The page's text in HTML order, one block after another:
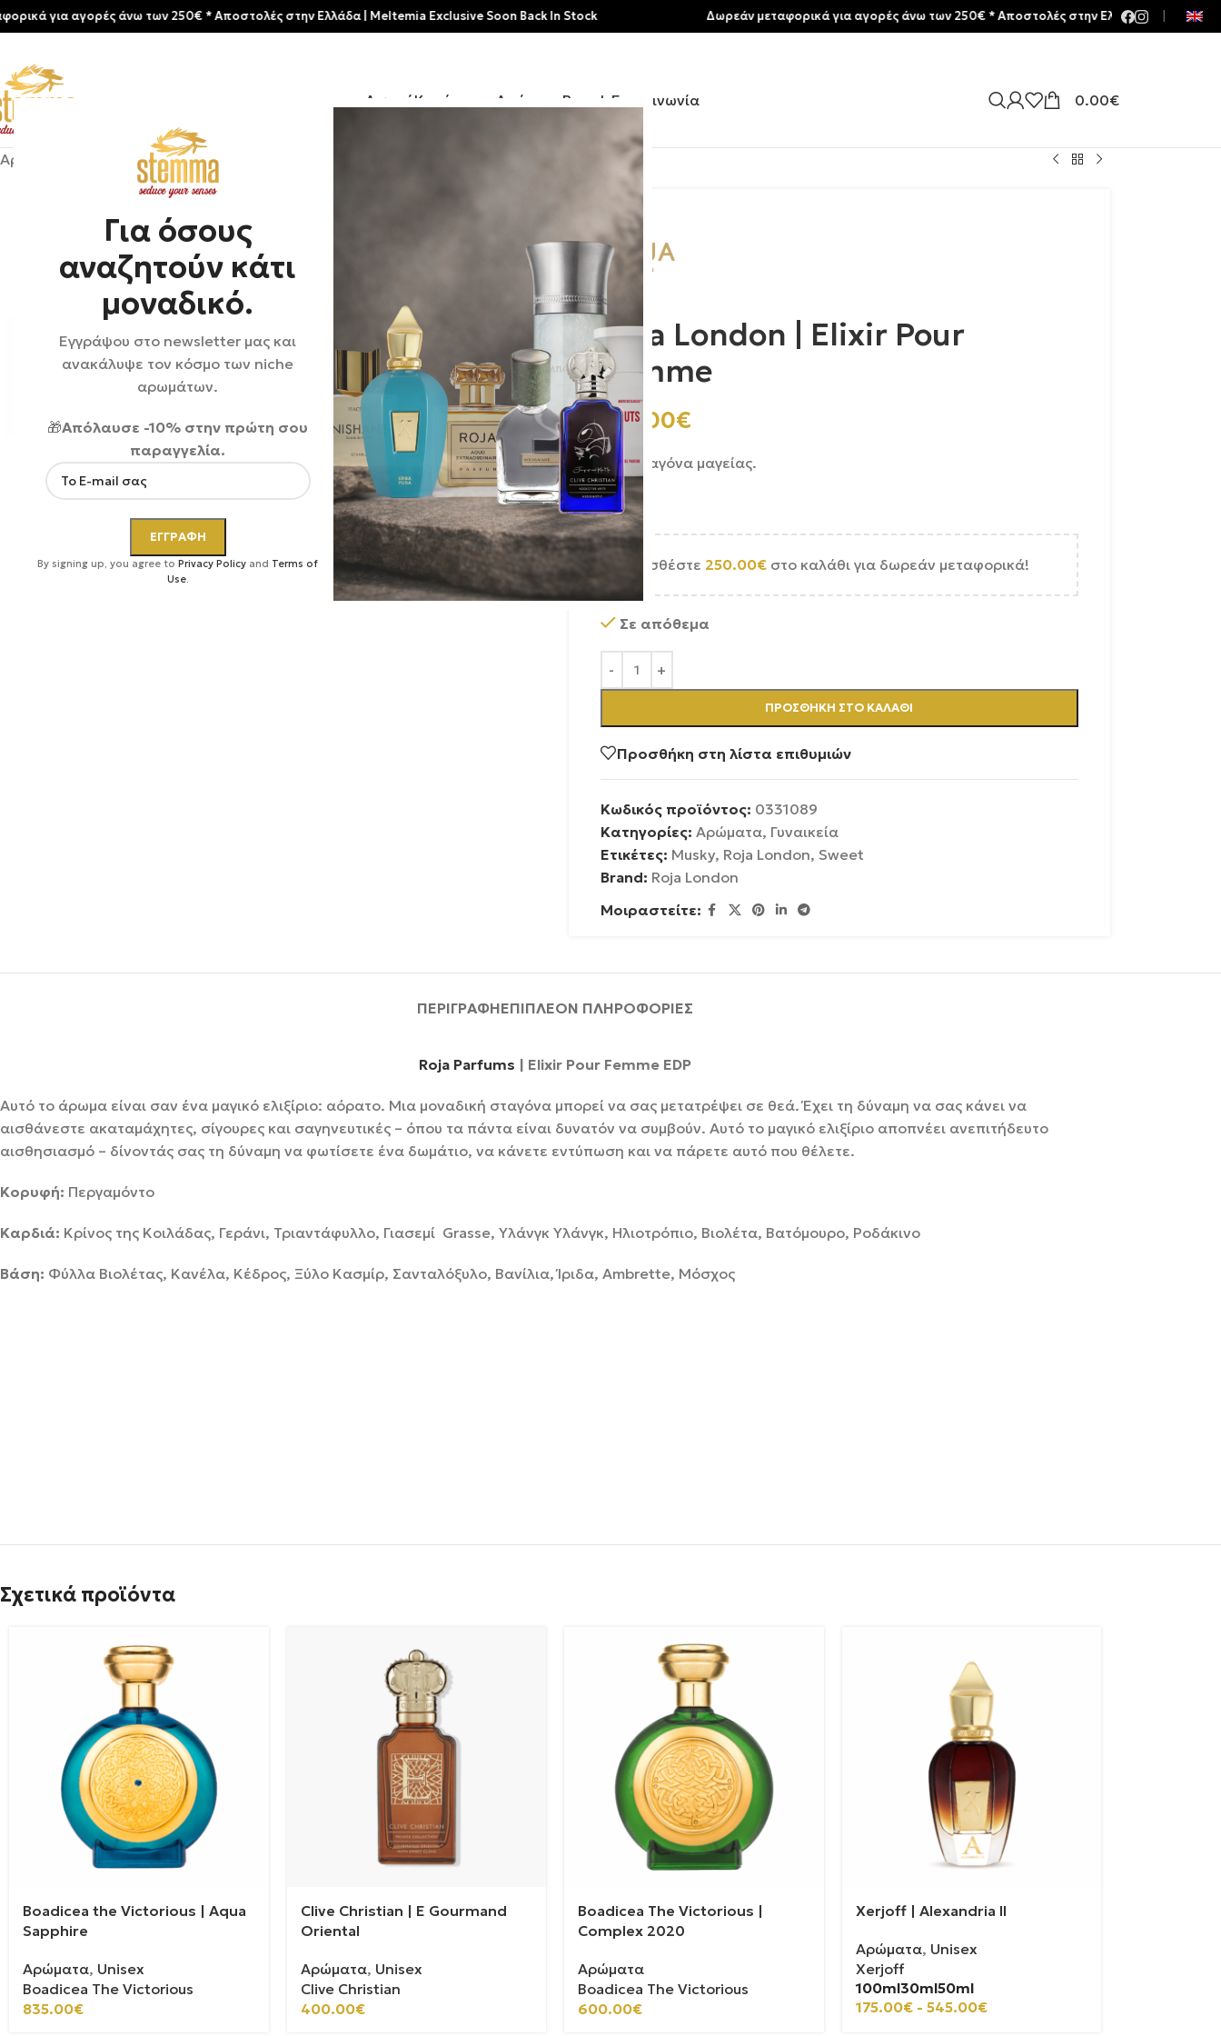
Για όσους
αναζητούν κάτι
μοναδικό.
Εγγράψου στο newsletter μας και
ανακάλυψε τον κόσμο των niche
αρωμάτων.
🎁Απόλαυσε -10% στην πρώτη σου
παραγγελία.
By signing up, you agree toPrivacy Policy and Terms of
Use.
Αρχική Κατάστημα Αρώματα Brands Επικοινωνία 0.00€
Αρχική σελίδα Shop/Αρώματα/
Κάντε κλικ για μεγέθυνση
Roja London | Elixir Pour
Femme
310.00€
Μια σταγόνα μαγείας.
Προσθέστε 250.00€στο καλάθι για δωρεάν μεταφορικά!
Σε απόθεμα
ΠΡΟΣΘΉΚΗ ΣΤΟ ΚΑΛΆΘΙ
Προσθήκη στη λίστα επιθυμιών
Κωδικός προϊόντος: 0331089
Κατηγορίες: Αρώματα, Γυναικεία
Ετικέτες: Musky, Roja London, Sweet
Brand: Roja London
Μοιραστείτε:
ΠΕΡΙΓΡΑΦΉΕΠΙΠΛΈΟΝ ΠΛΗΡΟΦΟΡΊΕΣ
Roja Parfums | Elixir Pour Femme EDP
Αυτό το άρωμα είναι σαν ένα μαγικό ελιξίριο: αόρατο. Μια μοναδική σταγόνα μπορεί να σας μετατρέψει σε θεά. Έχει τη δύναμη να σας κάνει να
αισθάνεστε ακαταμάχητες, σίγουρες και σαγηνευτικές – όπου τα πάντα είναι δυνατόν να συμβούν. Αυτό το μαγικό ελιξίριο αποπνέει ανεπιτήδευτο
αισθησιασμό – δίνοντάς σας τη δύναμη να φωτίσετε ένα δωμάτιο, να κάνετε εντύπωση και να πάρετε αυτό που θέλετε.
Κορυφή: Περγαμόντο
Καρδιά: Κρίνος της Κοιλάδας, Γεράνι, Τριαντάφυλλο, Γιασεμί Grasse, Υλάνγκ Υλάνγκ, Ηλιοτρόπιο, Βιολέτα, Βατόμουρο, Ροδάκινο
Βάση: Φύλλα Βιολέτας, Κανέλα, Κέδρος, Ξύλο Κασμίρ, Σανταλόξυλο, Βανίλια, Ίριδα, Ambrette, Μόσχος
Σχετικά προϊόντα
Boadicea the Victorious | Aqua
Sapphire
Αρώματα, Unisex
Boadicea The Victorious
835.00€
Clive Christian | E Gourmand
Oriental
Αρώματα, Unisex
Clive Christian
400.00€
Boadicea The Victorious |
Complex 2020
Αρώματα
Boadicea The Victorious
600.00€
Xerjoff | Alexandria II
Αρώματα, Unisex
Xerjoff
100ml30ml50ml
175.00€ - 545.00€
αγορές άνω των 250€ * Aποστολές στην Ελλάδα | Meltemia Exclusive Soon Back In Stock Δωρεάν μεταφορικά για αγορές άνω των 250€ * Aποστολές στην Ελλάδα | Meltemia